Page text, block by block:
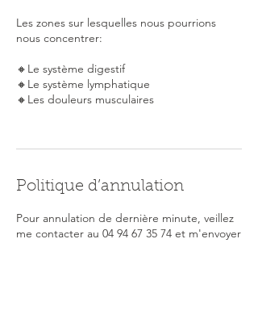
Les zones sur lesquelles nous pourrions
nous concentrer:
🔸Le système digestif
🔸Le système lymphatique
🔸Les douleurs musculaires
Politique d’annulation
Pour annulation de dernière minute, veillez
me contacter au 04 94 67 35 74 et m'envoyer